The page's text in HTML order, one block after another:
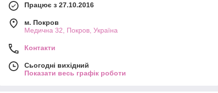
Працює з 27.10.2016
м. Покров
Медична 32, Покров, Україна
Контакти
Сьогодні вихідний
Показати весь графік роботи